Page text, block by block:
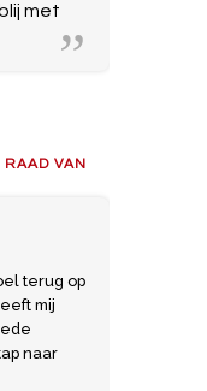
met
RAAD VAN
terug op
mij
naar